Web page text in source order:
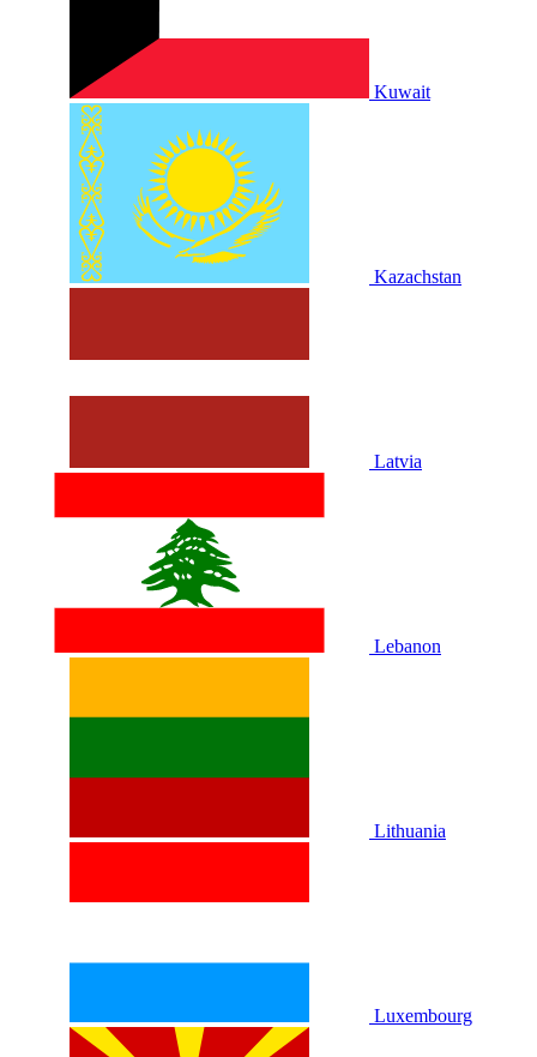
Kuwait
Kazachstan
Latvia
Lebanon
Lithuania
Luxembourg